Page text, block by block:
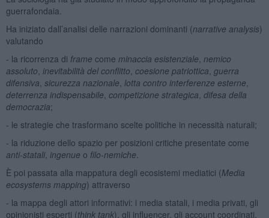
guerrafondaia.
Ha iniziato dall’analisi delle narrazioni dominanti (narrative analysis)
valutando
- la ricorrenza di frame come minaccia esistenziale nemico
assoluto inevitabilità del conflitto coesione patriottica guerra
difensiva sicurezza nazionale lotta contro interferenze esterne
deterrenza indispensabile competizione strategica difesa della
democrazia;
- le strategie che trasformano scelte politiche in necessità naturali;
- la riduzione dello spazio per posizioni critiche presentate come
anti-statali, ingenue o filo-nemiche
È poi passata alla mappatura degli ecosistemi mediatici (Media
ecosystems mapping) attraverso
- la mappa degli attori informativi: i media statali, i media privati, gli
opinionisti esperti (think tank), gli influencer, gli account coordinati,